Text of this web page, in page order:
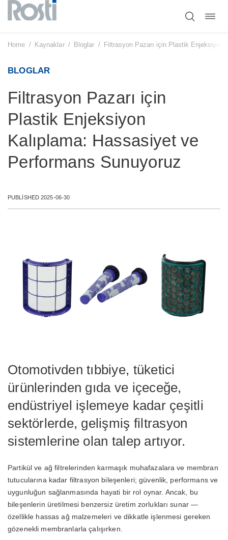
Skip
content
Home / Kaynaklar / Bloglar / Filtrasyon Pazarı için Plastik Enjeksiyon
BLOGLAR
Filtrasyon Pazarı için
Plastik Enjeksiyon
Kalıplama: Hassasiyet ve
Performans Sunuyoruz
PUBLISHED 2025-06-30
Otomotivden tıbbiye, tüketici
ürünlerinden gıda ve içeceğe,
endüstriyel işlemeye kadar çeşitli
sektörlerde, gelişmiş filtrasyon
sistemlerine olan talep artıyor.
Partikül ve ağ filtrelerinden karmaşık muhafazalara ve membran
tutucularına kadar filtrasyon bileşenleri; güvenlik, performans ve
uygunluğun sağlanmasında hayati bir rol oynar. Ancak, bu
bileşenlerin üretilmesi benzersiz üretim zorlukları sunar —
özellikle hassas ağ malzemeleri ve dikkatle işlenmesi gereken
gözenekli membranlarla çalışırken.